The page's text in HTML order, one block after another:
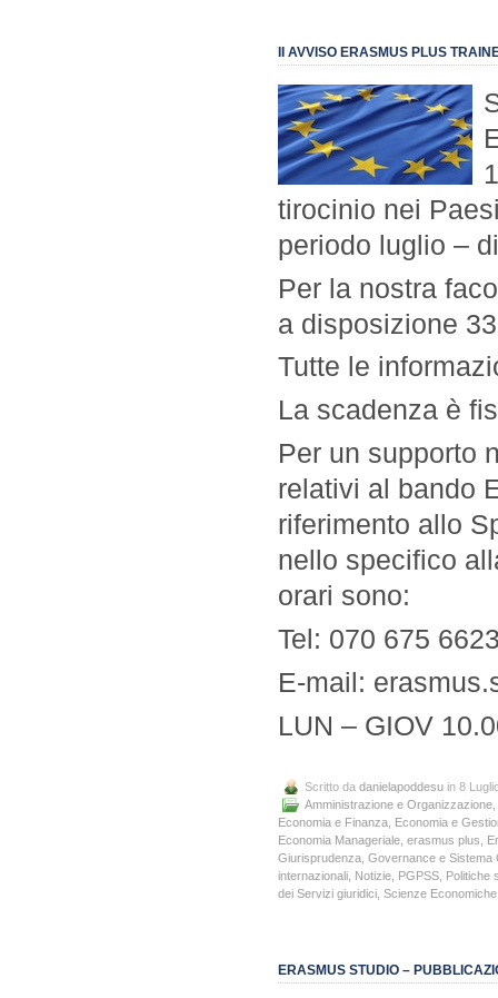
II AVVISO ERASMUS PLUS
tirocinio nei
periodo luglio –
Per la nostra
a disposizione
Tutte le
La scadenza è
Per un supporto
relativi al bando
riferimento allo
nello specifico
orari sono:
Tel: 070 675
E-mail:
LUN – GIOV
Scritto da danielapoddesu in 8
Amministrazione e Organizzazione
Economia e Finanza Economia e
Economia Manageriale erasmus plus
Giurisprudenza Governance e Sistema
internazionali Notizie PGPSS Politiche
dei Servizi giuridici Scienze Economiche
ERASMUS STUDIO –